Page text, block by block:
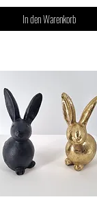
In den Warenkorb